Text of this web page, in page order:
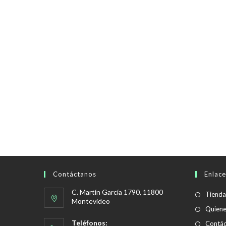
Contáctanos
C. Martín García 1790, 11800
Montevideo
Teléfonos:
Tienda